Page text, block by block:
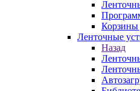
Ленточные
Назад